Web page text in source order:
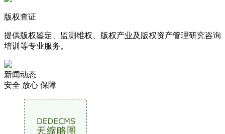
版权查证
提供版权鉴定、监测维权、版权产业及版权资产管理研究咨询
培训等专业服务。
新闻动态
安全 放心 保障